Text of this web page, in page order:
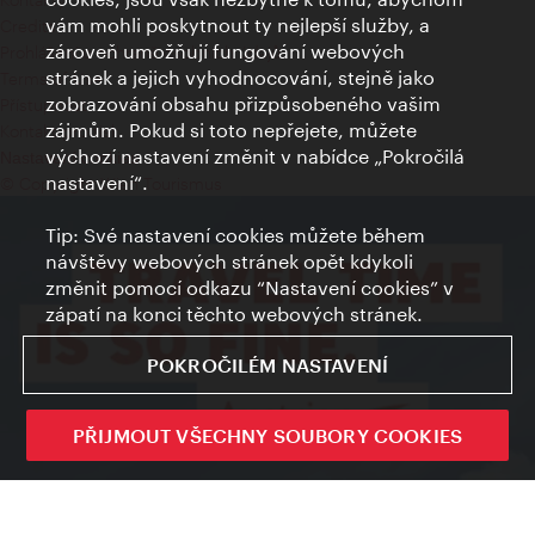
Credits
Prohlášení o ochraně osobních údajů
Terms of Use
Přístupnost
Kontakt pro tisk
Nastavení cookies
© Copyright Wien Tourismus
vám mohli poskytnout ty nejlepší služby, a
zároveň umožňují fungování webových
stránek a jejich vyhodnocování, stejně jako
zobrazování obsahu přizpůsobeného vašim
zájmům. Pokud si toto nepřejete, můžete
výchozí nastavení změnit v nabídce „Pokročilá
nastavení“.
Tip: Své nastavení cookies můžete během
návštěvy webových stránek opět kdykoli
změnit pomocí odkazu “Nastavení cookies” v
zápatí na konci těchto webových stránek.
POKROČILÉM NASTAVENÍ
PŘIJMOUT VŠECHNY SOUBORY COOKIES